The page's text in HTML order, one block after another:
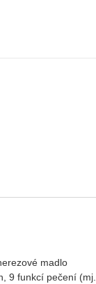
madlo
9 funkcí pečení (mj.